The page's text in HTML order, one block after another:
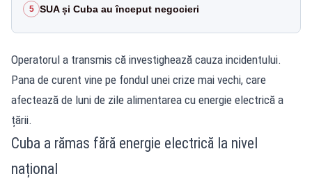
5 SUA și Cuba au început negocieri
Operatorul a transmis că investighează cauza incidentului.
Pana de curent vine pe fondul unei crize mai vechi, care
afectează de luni de zile alimentarea cu energie electrică a
țării.
Cuba a rămas fără energie electrică la nivel
național